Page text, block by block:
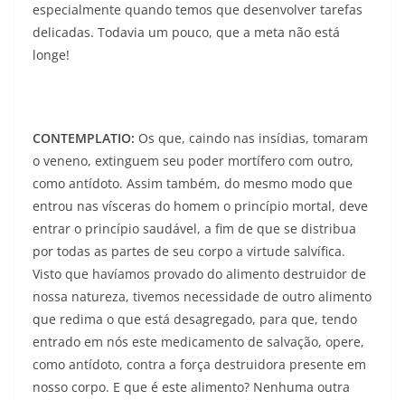
especialmente quando temos que desenvolver tarefas
delicadas. Todavia um pouco, que a meta não está
longe!
CONTEMPLATIO: Os que, caindo nas insídias, tomaram
o veneno, extinguem seu poder mortífero com outro,
como antídoto. Assim também, do mesmo modo que
entrou nas vísceras do homem o princípio mortal, deve
entrar o princípio saudável, a fim de que se distribua
por todas as partes de seu corpo a virtude salvífica.
Visto que havíamos provado do alimento destruidor de
nossa natureza, tivemos necessidade de outro alimento
que redima o que está desagregado, para que, tendo
entrado em nós este medicamento de salvação, opere,
como antídoto, contra a força destruidora presente em
nosso corpo. E que é este alimento? Nenhuma outra